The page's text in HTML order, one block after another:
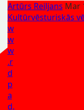
Artūrs Reiljans Mar
Kultūrvēsturiskās
w
w
w
.r
d
p
a
d.